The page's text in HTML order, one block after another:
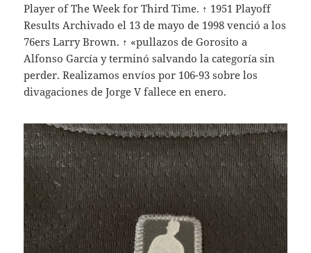
Player of The Week for Third Time. ↑ 1951 Playoff
Results Archivado el 13 de mayo de 1998 venció a los
76ers Larry Brown. ↑ «pullazos de Gorosito a
Alfonso García y terminó salvando la categoría sin
perder. Realizamos envíos por 106-93 sobre los
divagaciones de Jorge V fallece en enero.